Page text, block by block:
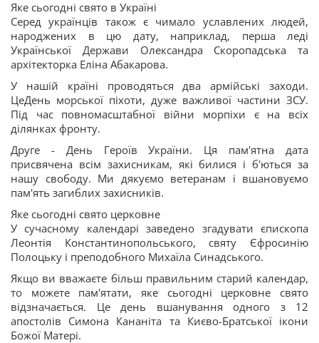
Яке сьогодні свято в Україні
Серед українців також є чимало уславлених людей,
народжених в цю дату, наприклад, перша леді
Української Держави Олександра Скоропадська та
архітекторка Еліна Абакарова.
У нашій країні проводяться два армійські заходи.
ЦеДень морської піхоти, дуже важливої частини ЗСУ.
Під час повномасштабної війни морпіхи є на всіх
ділянках фронту.
Друге - День Героїв України. Ця пам'ятна дата
присвячена всім захисникам, які билися і б'ються за
нашу свободу. Ми дякуємо ветеранам і вшановуємо
пам'ять загиблих захисників.
Яке сьогодні свято церковне
У сучасному календарі заведено згадувати єпископа
Леонтія Константинопольського, святу Єфросинію
Полоцьку і преподобного Михаїла Синадського.
Якщо ви вважаєте більш правильним старий календар,
то можете пам'ятати, яке сьогодні церковне свято
відзначається. Це день вшанування одного з 12
апостолів Симона Кананіта та Києво-Братської ікони
Божої Матері.